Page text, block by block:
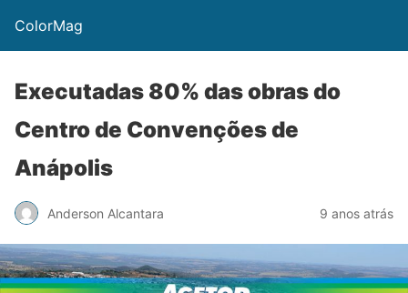
ColorMag
Executadas 80% das obras do
Centro de Convenções de
Anápolis
Anderson Alcantara 9 anos atrás